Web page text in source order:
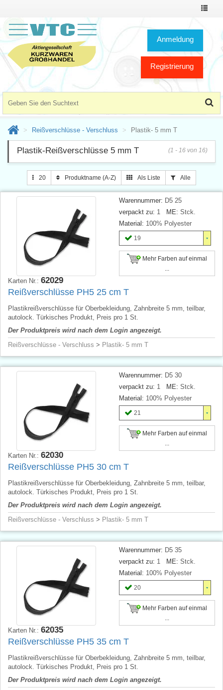
Toggle
Anmeldung
Registrierung
Reißverschlüsse - Verschluss Plastik- 5 mm T
Plastik-Reißverschlüsse 5 mm T (1 - 16 von 16)
20 Produktname (A-Z) Als Liste Alle
Warennummer: D5 25
verpackt zu: 1 ME: Stck.
Material: 100% Polyester
19
Mehr Farben auf einmal
Karten Nr.: 62029
Reißverschlüsse PH5 25 cm T
Plastikreißverschlüsse für Oberbekleidung, Zahnbreite 5 mm, teilbar,
autolock. Türkisches Produkt, Preis pro 1 St.
Der Produktpreis wird nach dem Login angezeigt.
Reißverschlüsse - Verschluss > Plastik- 5 mm T
Warennummer: D5 30
verpackt zu: 1 ME: Stck.
Material: 100% Polyester
21
Mehr Farben auf einmal
Karten Nr.: 62030
Reißverschlüsse PH5 30 cm T
Plastikreißverschlüsse für Oberbekleidung, Zahnbreite 5 mm, teilbar,
autolock. Türkisches Produkt, Preis pro 1 St.
Der Produktpreis wird nach dem Login angezeigt.
Reißverschlüsse - Verschluss > Plastik- 5 mm T
Warennummer: D5 35
verpackt zu: 1 ME: Stck.
Material: 100% Polyester
20
Mehr Farben auf einmal
Karten Nr.: 62035
Reißverschlüsse PH5 35 cm T
Plastikreißverschlüsse für Oberbekleidung, Zahnbreite 5 mm, teilbar,
autolock. Türkisches Produkt, Preis pro 1 St.
Der Produktpreis wird nach dem Login angezeigt.